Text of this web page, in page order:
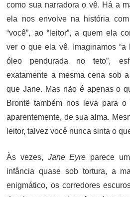
como sua narradora o vê. Há a
ela nos envolve na história
“você”, ao “leitor”, a quem ela
ver o que ela vê. Imaginamos
óleo pendurada no teto”,
exatamente a mesma cena sob
que Jane. Mas não é apenas o
Brontë também nos leva para
aparentemente, de sua alma.
leitor, talvez você nunca sinta o
Às vezes, Jane Eyre parece
infância quase sob tortura, a
enigmático, os corredores